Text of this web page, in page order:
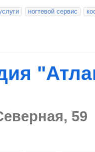
ногтевой сервис
59